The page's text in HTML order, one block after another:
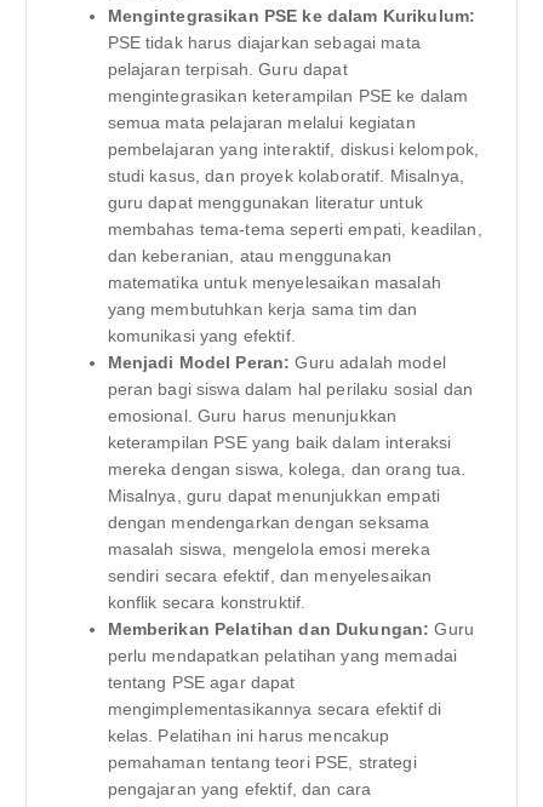
Mengintegrasikan PSE ke dalam Kurikulum:
PSE tidak harus diajarkan sebagai mata
pelajaran terpisah. Guru dapat
mengintegrasikan keterampilan PSE ke dalam
semua mata pelajaran melalui kegiatan
pembelajaran yang interaktif, diskusi kelompok,
studi kasus, dan proyek kolaboratif. Misalnya,
guru dapat menggunakan literatur untuk
membahas tema-tema seperti empati, keadilan,
dan keberanian, atau menggunakan
matematika untuk menyelesaikan masalah
yang membutuhkan kerja sama tim dan
komunikasi yang efektif.
Menjadi Model Peran: Guru adalah model
peran bagi siswa dalam hal perilaku sosial dan
emosional. Guru harus menunjukkan
keterampilan PSE yang baik dalam interaksi
mereka dengan siswa, kolega, dan orang tua.
Misalnya, guru dapat menunjukkan empati
dengan mendengarkan dengan seksama
masalah siswa, mengelola emosi mereka
sendiri secara efektif, dan menyelesaikan
konflik secara konstruktif.
Memberikan Pelatihan dan Dukungan: Guru
perlu mendapatkan pelatihan yang memadai
tentang PSE agar dapat
mengimplementasikannya secara efektif di
kelas. Pelatihan ini harus mencakup
pemahaman tentang teori PSE, strategi
pengajaran yang efektif, dan cara